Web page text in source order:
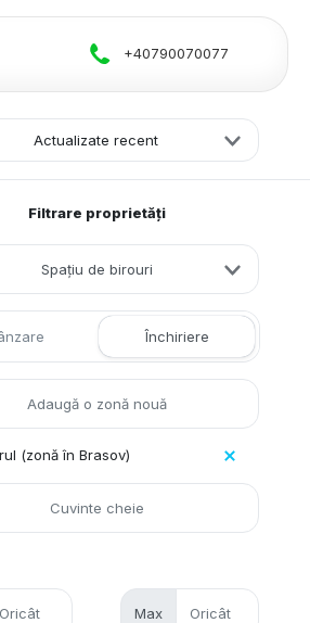
+40790070077
Actualizate recent
Filtrare proprietăți
Spațiu de birouri
Închiriere
(zonă în Brasov)
Max